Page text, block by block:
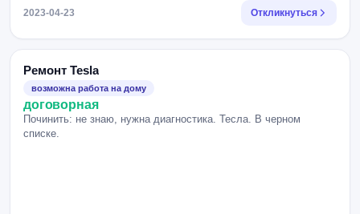
2023-04-23 Откликнуться
Ремонт Tesla
возможна работа на дому
договорная
Починить: не знаю, нужна диагностика. Тесла. В черном
списке.